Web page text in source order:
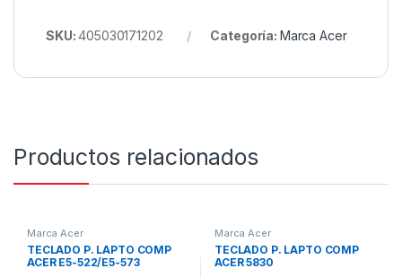
SKU:405030171202 Categoría: Marca Acer
Productos relacionados
Marca Acer
TECLADO P. LAPTO COMP
ACER E5-522/E5-573
Marca Acer
TECLADO P. LAPTO COMP
ACER 5830